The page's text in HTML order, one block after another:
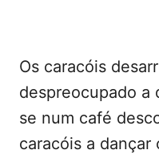
Os caracóis
despreocupado a
se num café
caracóis a dançar